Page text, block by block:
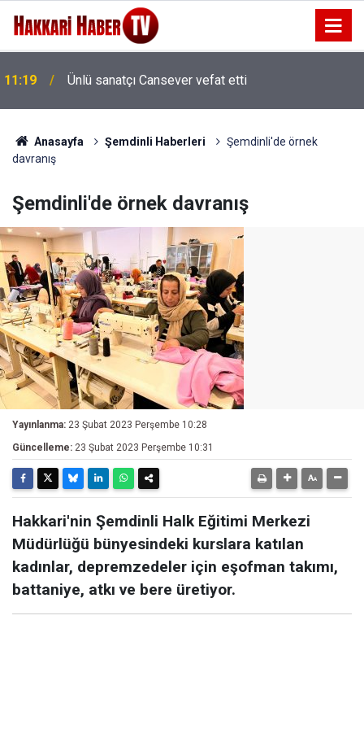
11:19 Ünlü sanatçı Cansever vefat etti
Vuslat, ruhun dünya hayatında iken Allah’a
ulaştırılmasıdır
Anasayfa Şemdinli Haberleri
Şemdinli'de örnek
davranış
Şemdinli'de örnek davranış
Yayınlanma: 23 Şubat 2023 Perşembe 10:28
Güncelleme: 23 Şubat 2023 Perşembe 10:31
Hakkari'nin Şemdinli Halk Eğitimi Merkezi
Müdürlüğü bünyesindeki kurslara katılan
kadınlar, depremzedeler için eşofman takımı,
battaniye, atkı ve bere üretiyor.